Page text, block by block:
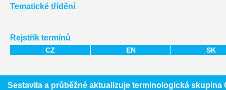
Tematické třídění
Rejstřík termínů
CZ EN SK
Sestavila a průběžné aktualizuje terminologická